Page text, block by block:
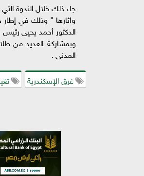
جاء ذلك خلال الندوة
واثارها " وذلك في إطار
الدكتور أحمد يحيى رئيس
وبمشاركة العديد من
المدنى .
غرق الإسكندرية